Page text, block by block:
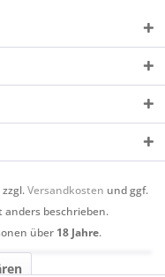
Versandkosten und ggf.
beschrieben.
über 18 Jahre.